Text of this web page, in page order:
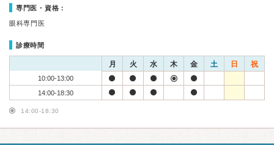
専門医・資格：
眼科専門医
診療時間
月 火 水 木 金 土 日 祝
10:00-13:00
14:00-18:30
14:00-18:30